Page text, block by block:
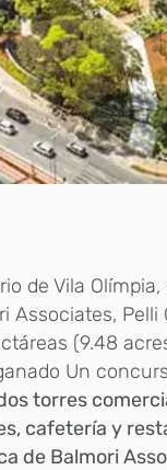
de Vila
Associates,
(9.48
Un
torres
cafetería y
de Balmori